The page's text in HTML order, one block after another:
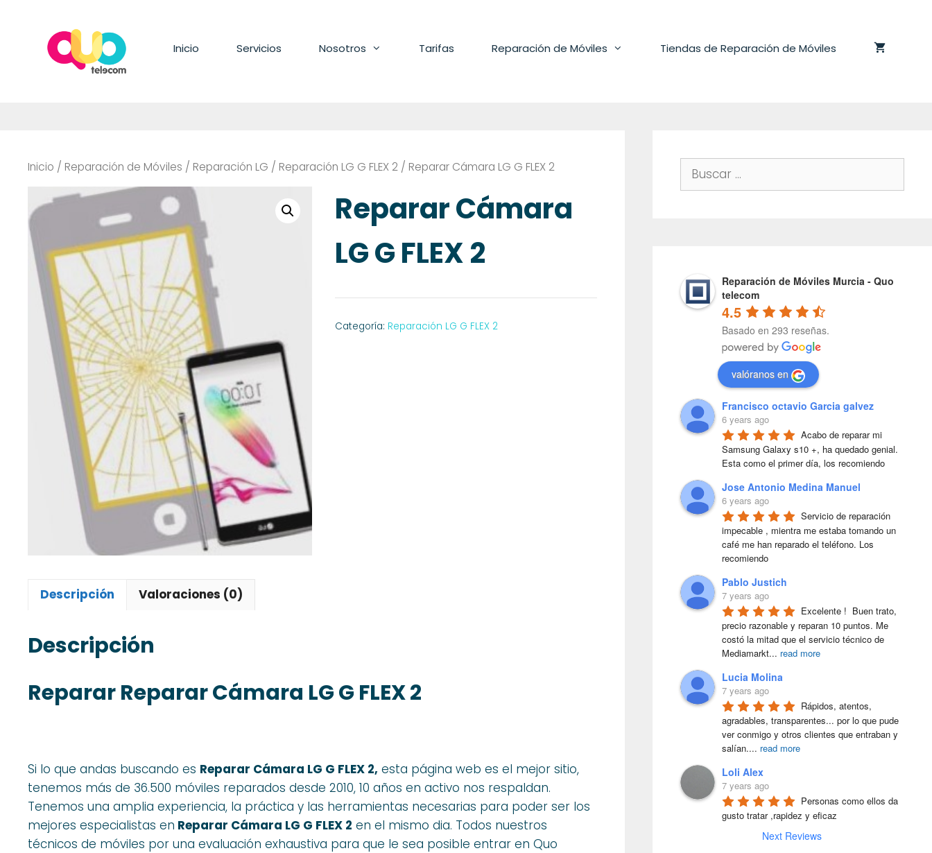
contenido
Inicio Servicios Nosotros Tarifas Reparación de Móviles Tiendas de Reparación de Móviles
Inicio / Reparación de Móviles / Reparación LG / Reparación LG G FLEX 2 / Reparar Cámara LG G FLEX 2
Reparar Cámara
LG G FLEX 2
Categoría: Reparación LG G FLEX 2
Descripción Valoraciones (0)
Descripción
Reparar Reparar Cámara LG G FLEX 2
Si lo que andas buscando es Reparar Cámara LG G FLEX 2, esta página web es el mejor sitio,
tenemos más de 36.500 móviles reparados desde 2010, 10 años en activo nos respaldan.
Tenemos una amplia experiencia, la práctica y las herramientas necesarias para poder ser los
mejores especialistas en Reparar Cámara LG G FLEX 2 en el mismo dia. Todos nuestros
técnicos de móviles por una evaluación exhaustiva para que le sea posible entrar en Quo
Buscar:
Reparación de Móviles Murcia - Quo
telecom
4.5
Basado en 293 reseñas.
valóranos en
Francisco octavio Garcia galvez
6 years ago
Acabo de reparar mi
Samsung Galaxy s10 +, ha quedado genial.
Esta como el primer día, los recomiendo
Jose Antonio Medina Manuel
6 years ago
Servicio de reparación
impecable , mientra me estaba tomando un
café me han reparado el teléfono. Los
recomiendo
Pablo Justich
7 years ago
Excelente !  Buen trato,
precio razonable y reparan 10 puntos. Me
costó la mitad que el servicio técnico de
Mediamarkt... read more
Lucia Molina
7 years ago
Rápidos, atentos,
agradables, transparentes... por lo que pude
ver conmigo y otros clientes que entraban y
salían.... read more
Loli Alex
7 years ago
Personas como ellos da
gusto tratar ,rapidez y eficaz
Next Reviews